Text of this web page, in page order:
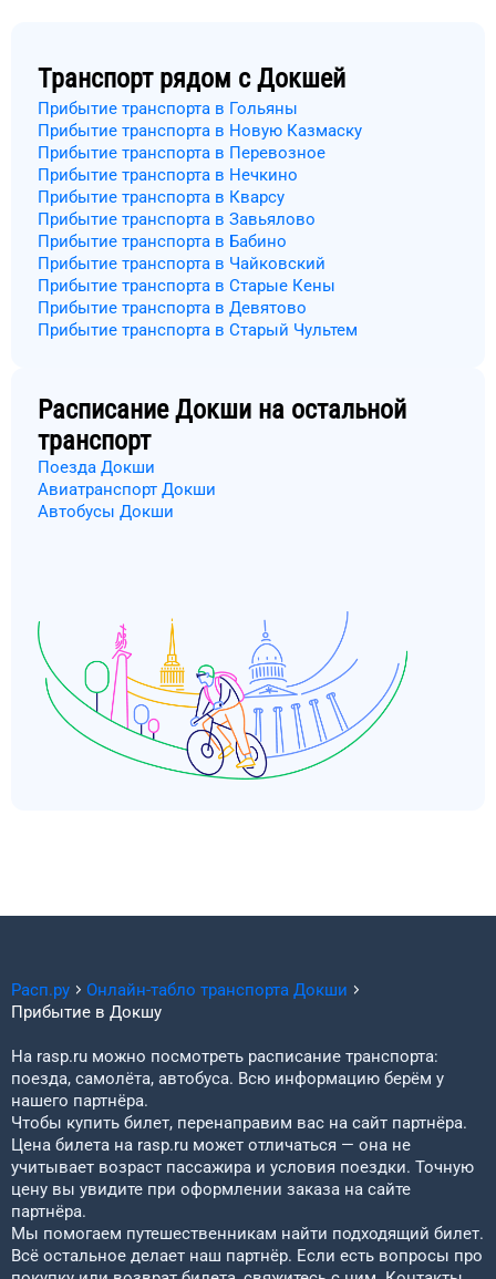
Транспорт рядом с Докшей
Прибытие транспорта в Гольяны
Прибытие транспорта в Новую Казмаску
Прибытие транспорта в Перевозное
Прибытие транспорта в Нечкино
Прибытие транспорта в Кварсу
Прибытие транспорта в Завьялово
Прибытие транспорта в Бабино
Прибытие транспорта в Чайковский
Прибытие транспорта в Старые Кены
Прибытие транспорта в Девятово
Прибытие транспорта в Старый Чультем
РасписаниеДокши на остальной
транспорт
Поезда Докши
Авиатранспорт Докши
Автобусы Докши
Расп.ру Онлайн-табло транспорта Докши
Прибытие в Докшу
На rasp.ru можно посмотреть расписание транспорта:
поезда, самолёта, автобуса. Всю информацию берём у
нашего партнёра.
Чтобы купить билет, перенаправим вас на сайт партнёра.
Цена билета на rasp.ru может отличаться — она не
учитывает возраст пассажира и условия поездки. Точную
цену вы увидите при оформлении заказа на сайте
партнёра.
Мы помогаем путешественникам найти подходящий билет.
Всё остальное делает наш партнёр. Если есть вопросы про